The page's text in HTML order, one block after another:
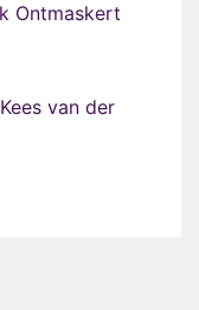
Ontmaskert
Kees van der